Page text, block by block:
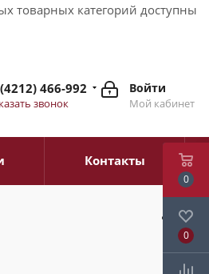
товарных категорий доступны
Войти
Мой кабинет
466-992
звонок
Контакты
0
0